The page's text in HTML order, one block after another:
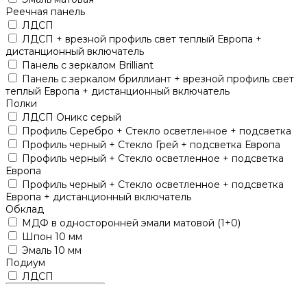
Реечная панель
ЛДСП
ЛДСП + врезной профиль свет теплый Европа +
дистанционный включатель
Панель с зеркалом Brilliant
Панель с зеркалом бриллиант + врезной профиль свет
теплый Европа + дистанционный включатель
Полки
ЛДСП Оникс серый
Профиль Серебро + Стекло осветленное + подсветка
Профиль черный + Стекло Грей + подсветка Европа
Профиль черный + Стекло осветленное + подсветка
Европа
Профиль черный + Стекло осветленное + подсветка
Европа + дистанционный включатель
Обклад
МДФ в односторонней эмали матовой (1+0)
Шпон 10 мм
Эмаль 10 мм
Подиум
ЛДСП